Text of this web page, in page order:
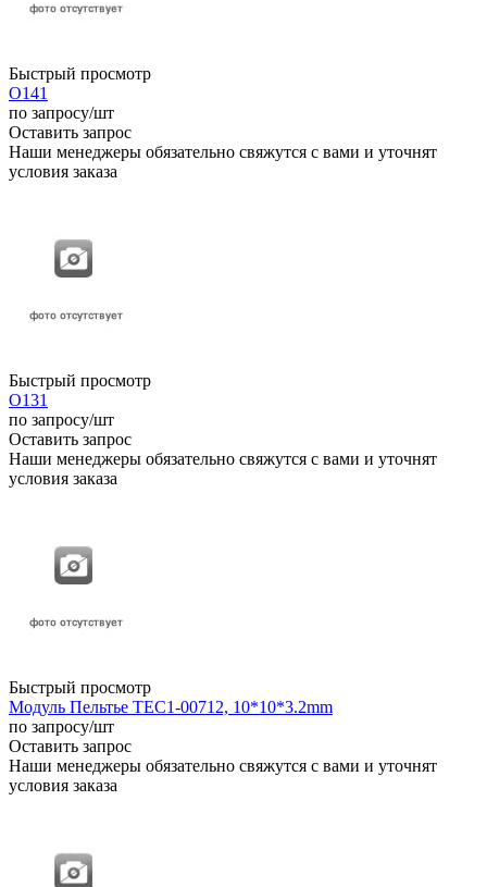
Быстрый просмотр
О141
по запросу/шт
Оставить запрос
Наши менеджеры обязательно свяжутся с вами и уточнят
условия заказа
Быстрый просмотр
О131
по запросу/шт
Оставить запрос
Наши менеджеры обязательно свяжутся с вами и уточнят
условия заказа
Быстрый просмотр
Модуль Пельтье TEC1-00712, 10*10*3.2mm
по запросу/шт
Оставить запрос
Наши менеджеры обязательно свяжутся с вами и уточнят
условия заказа